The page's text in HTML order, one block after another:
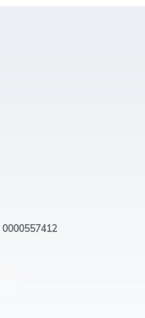
0000557412